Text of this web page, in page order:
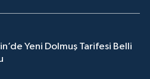
Yeni Dolmuş Tarifesi Belli